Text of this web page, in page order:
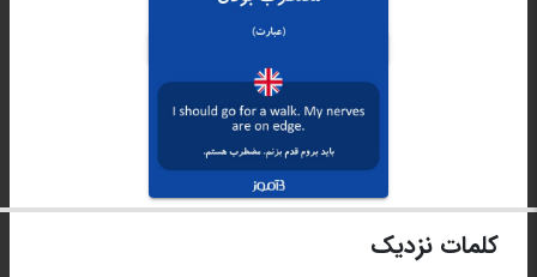
کلمات نزدیک